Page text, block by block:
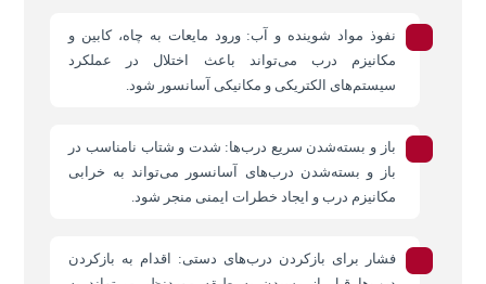
نفوذ مواد شوینده و آب: ورود مایعات به چاه، کابین و
مکانیزم درب می‌تواند باعث اختلال در عملکرد
سیستم‌های الکتریکی و مکانیکی آسانسور شود.
باز و بسته‌شدن سریع درب‌ها: شدت و شتاب نامناسب در
باز و بسته‌شدن درب‌های آسانسور می‌تواند به خرابی
مکانیزم درب و ایجاد خطرات ایمنی منجر شود.
فشار برای بازکردن درب‌های دستی: اقدام به بازکردن